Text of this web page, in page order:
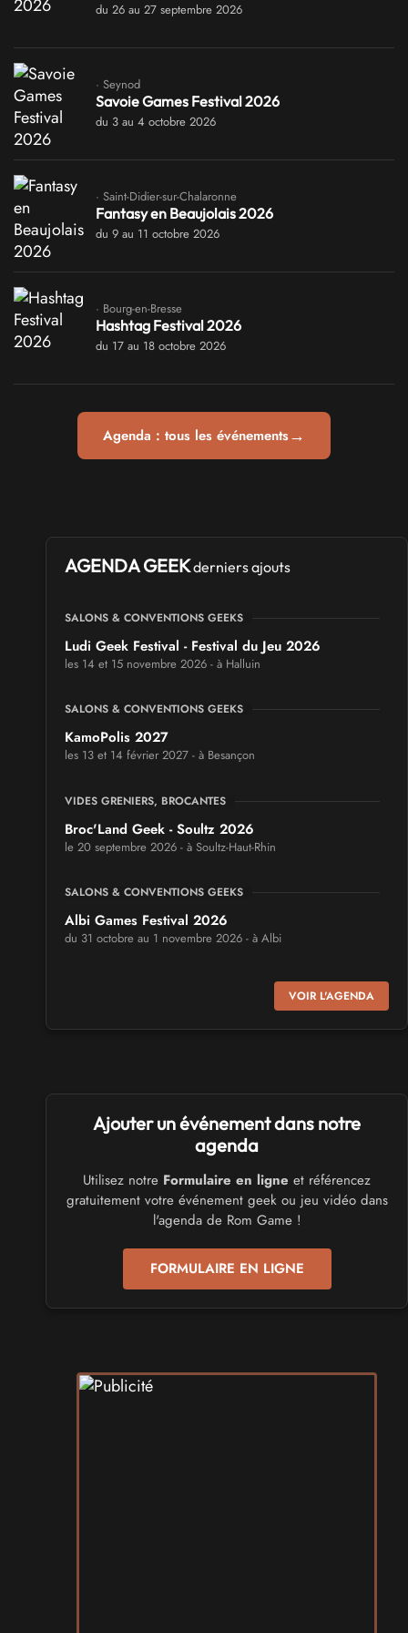
du 26 au 27 septembre 2026
· Seynod
Savoie Games Festival 2026
du 3 au 4 octobre 2026
· Saint-Didier-sur-Chalaronne
Fantasy en Beaujolais 2026
du 9 au 11 octobre 2026
· Bourg-en-Bresse
Hashtag Festival 2026
du 17 au 18 octobre 2026
Agenda : tous les événements→
AGENDA GEEKderniers ajouts
SALONS & CONVENTIONS GEEKS
Ludi Geek Festival - Festival du Jeu 2026
les 14 et 15 novembre 2026 - à Halluin
SALONS & CONVENTIONS GEEKS
KamoPolis 2027
les 13 et 14 février 2027 - à Besançon
VIDES GRENIERS, BROCANTES
Broc'Land Geek - Soultz 2026
le 20 septembre 2026 - à Soultz-Haut-Rhin
SALONS & CONVENTIONS GEEKS
Albi Games Festival 2026
du 31 octobre au 1 novembre 2026 - à Albi
Virtual Calais - salon du jeu vidéo et des loisirs
numériques 2026
SALONS & CONVENTIONS GEEKS
Trolls et Légendes 2027
du 26 au 28 mars 2027 - à Mons
CULTURE JAPONAISE ET OTAKU
Mang'Azur 2027
les 24 et 25 avril 2027 - à Toulon
SALONS & CONVENTIONS GEEKS
Play Azur Festival 2027
SALONS & CONVENTIONS GEEKS
Art To Play 2026
VOIR L'AGENDA
Ajouter un événement dans notre
agenda
Utilisez notre Formulaire en ligne et référencez
gratuitement votre événement geek ou jeu vidéo dans
l'agenda de Rom Game !
FORMULAIRE EN LIGNE